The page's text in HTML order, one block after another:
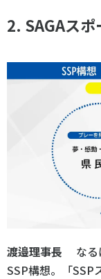
2. SAGAス
渡邉理事長 なる
SSP構想。「SSP